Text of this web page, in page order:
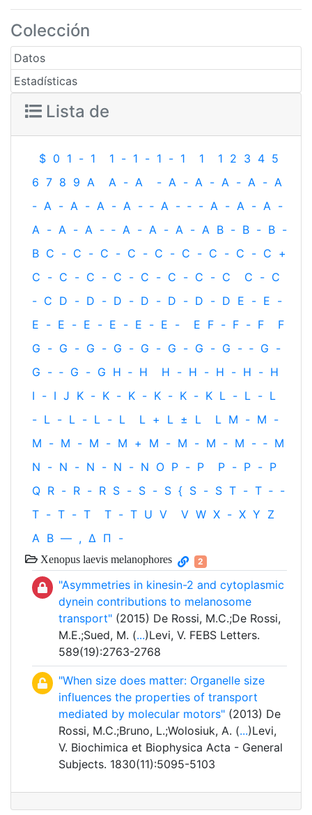
Colección
Datos
Estadísticas
Lista de
$ 0 1 - 1 1 - 1 - 1 - 1 1 1 2 3 4 5
6 7 8 9 A A - A - A - A - A - A - A
- A - A - A - A - ‐ A - ‐ - A - A - A -
A - A - A - ‐ A - A - A - A B - B - B -
B C - C - C - C - C - C - C - C - C +
C - C - C - C - C - C - C - C C - C
- C D - D - D - D - D - D - D E - E -
E - E - E - E - E - E - E F - F - F
F
G - G - G - G - G - G - G - G - ‐ G -
G - ‐ G - G H ‐ H H - H - H - H - H
I - I J K - K - K - K - K - K L - L - L
- L - L - L - L L + L ± L L M - M -
M - M - M - M + M - M - M - M - ‐ M
N - N - N - N - N O P - P P - P - P
Q R - R - R S - S - S { S - S T - T ‐ -
T - T - T T - T U V V W X - X Y Z
Α Β — , Δ Π -
Xenopus laevis melanophores 2
"Asymmetries in kinesin-2 and cytoplasmic
dynein contributions to melanosome
transport" (2015) De Rossi, M.C.;De Rossi,
M.E.;Sued, M. (...)Levi, V. FEBS Letters.
589(19):2763-2768
"When size does matter: Organelle size
influences the properties of transport
mediated by molecular motors" (2013) De
Rossi, M.C.;Bruno, L.;Wolosiuk, A. (...)Levi,
V. Biochimica et Biophysica Acta - General
Subjects. 1830(11):5095-5103